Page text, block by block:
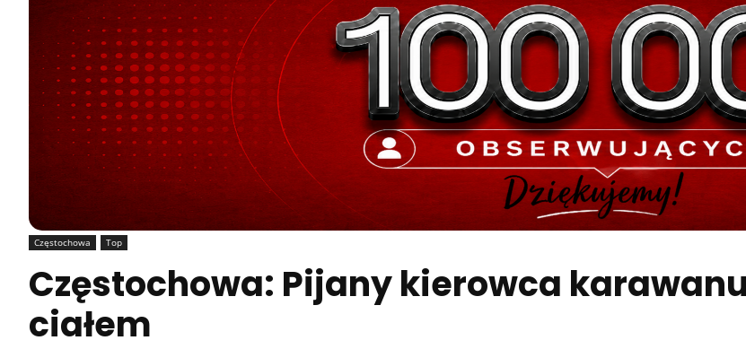
Częstochowa Top
Częstochowa: Pijany kierowca
ciałem